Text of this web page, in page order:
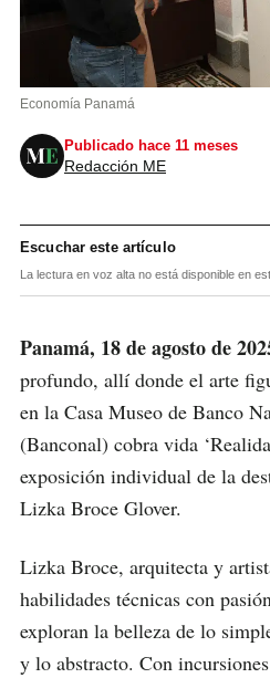
Economía Panamá
Publicado hace 11 meses
Redacción ME
Escuchar este artículo
La lectura en voz alta no está disponible en
Panamá, 18 de agosto de
profundo, allí donde el arte
en la Casa Museo de Banco
(Banconal) cobra vida
exposición individual de la
Lizka Broce Glover.
Lizka Broce, arquitecta y
habilidades técnicas con
exploran la belleza de lo
y lo abstracto. Con